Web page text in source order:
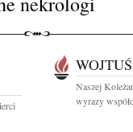
Naszej
wyrazy